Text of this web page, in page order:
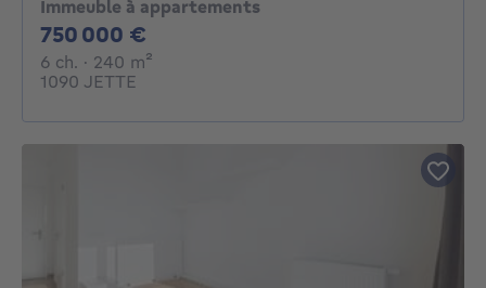
Immeuble à appartements
750 000 €
6 ch. 6 chambres
· 240 m²
1090 JETTE